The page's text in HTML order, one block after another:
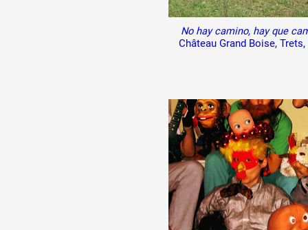
No hay camino, hay que
Château Grand Boise, Trets,